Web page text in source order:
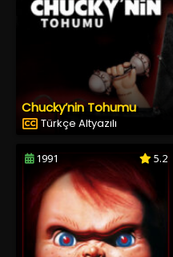
Chucky’nin Tohumu
Türkçe Altyazılı
1991 5.2